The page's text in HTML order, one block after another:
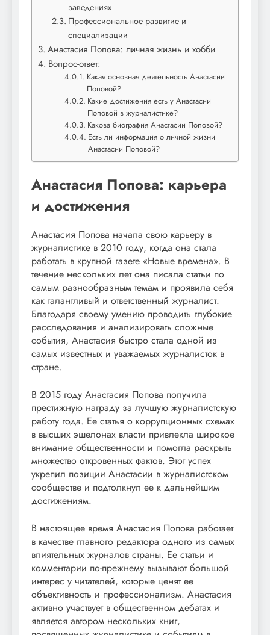
заведениях
Профессиональное развитие и
специализации
Анастасия Попова: личная жизнь и хобби
Вопрос-ответ:
Какая основная деятельность Анастасии
Поповой?
Какие достижения есть у Анастасии
Поповой в журналистике?
Какова биография Анастасии Поповой?
Есть ли информация о личной жизни
Анастасии Поповой?
Анастасия Попова: карьера
и достижения
Анастасия Попова начала свою карьеру в
журналистике в 2010 году, когда она стала
работать в крупной газете «Новые времена». В
течение нескольких лет она писала статьи по
самым разнообразным темам и проявила себя
как талантливый и ответственный журналист.
Благодаря своему умению проводить глубокие
расследования и анализировать сложные
события, Анастасия быстро стала одной из
самых известных и уважаемых журналисток в
стране.
В 2015 году Анастасия Попова получила
престижную награду за лучшую журналистскую
работу года. Ее статья о коррупционных схемах
в высших эшелонах власти привлекла широкое
внимание общественности и помогла раскрыть
множество откровенных фактов. Этот успех
укрепил позиции Анастасии в журналистском
сообществе и подтолкнул ее к дальнейшим
достижениям.
В настоящее время Анастасия Попова работает
в качестве главного редактора одного из самых
влиятельных журналов страны. Ее статьи и
комментарии по-прежнему вызывают большой
интерес у читателей, которые ценят ее
объективность и профессионализм. Анастасия
активно участвует в общественном дебатах и
является автором нескольких книг,